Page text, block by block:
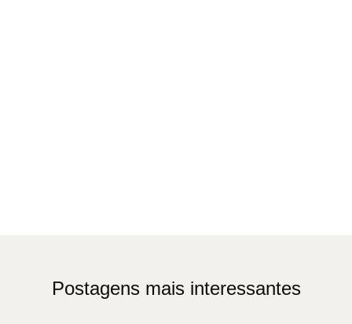
Postagens mais interessantes